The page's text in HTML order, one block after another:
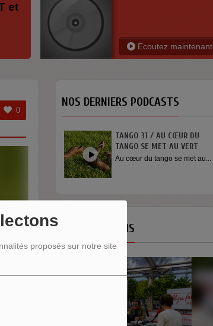
proposés sur notre site
et
Ecoutez maintenant
0
NOS DERNIERS PODCASTS
TANGO 31 / AU CŒUR DU
TANGO SE MET AU VERT
Au cœur du tango se met au...
NOS ÉMISSIONS